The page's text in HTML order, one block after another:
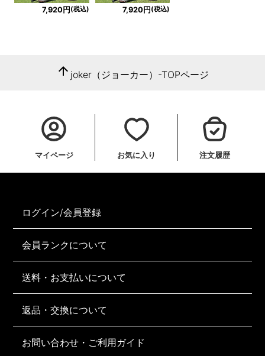
7,920円 (税込) 7,920円 (税込)
arrow_upward joker（ジョーカー）-TOPページ
マイページ お気に入り 注文履歴
ログイン/会員登録
会員ランクについて
送料・お支払いについて
返品・交換について
お問い合わせ・ご利用ガイド